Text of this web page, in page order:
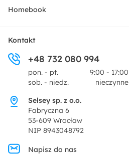
Dekoracje i akcesoria
Promocje
Dostawa
Zwroty
Pytania i odpowiedzi
Homebook
O nas
Centrum prasowe
Regulamin
Polityka prywatności
Kontakt
+48 732 080 994
pon. - pt.
9:00 - 17:00
sob. - niedz.
nieczynne
Selsey sp. z o.o.
Fabryczna 6
53-609 Wrocław
NIP 8943048792
Napisz do nas